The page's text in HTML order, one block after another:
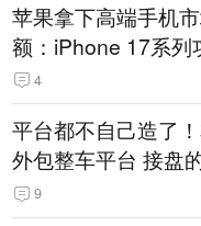
苹果拿下高端手机
额：iPhone 17系列
4
平台都不自己造了
外包整车平台 接盘
9